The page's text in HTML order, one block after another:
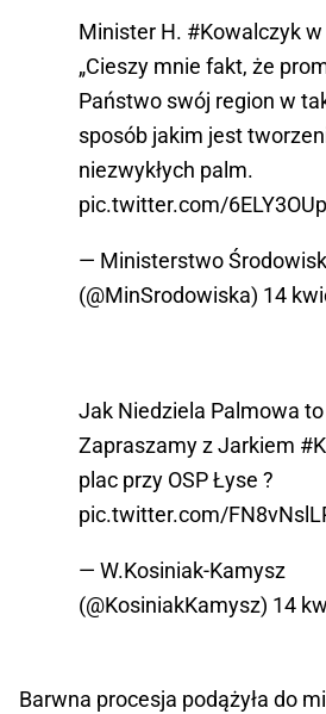
Minister H. #Kowalczykw
„Cieszy mnie fakt, że
Państwo swój region w
sposób jakim jest
niezwykłych palm.
pic.twitter.com/
— Ministerstwo
(@MinSrodowiska) 14
Jak Niedziela Palmowa
Zapraszamy z Jarkiem
plac przy OSP Łyse ?
pic.twitter.com/
— W.Kosiniak-Kamysz
(@KosiniakKamysz) 14
Barwna procesja podążyła do